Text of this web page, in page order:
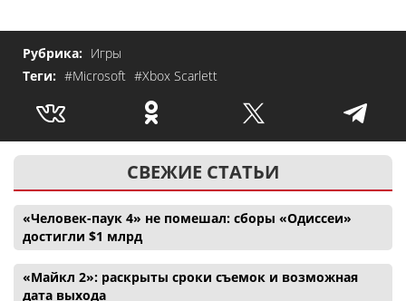
Рубрика: Игры
Теги: #Microsoft #Xbox Scarlett
СВЕЖИЕ СТАТЬИ
«Человек-паук 4» не помешал: сборы «Одиссеи»
достигли $1 млрд
«Майкл 2»: раскрыты сроки съемок и возможная
дата выхода